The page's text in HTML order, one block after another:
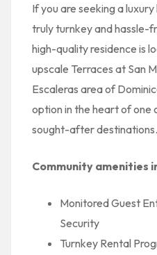
If you are seeking a
truly turnkey and hassle-
high-quality residence is
upscale Terraces at San
Escaleras area of
option in the heart of one
sought-after destinations.
Community amenities
Monitored Guest
Security
Turnkey Rental